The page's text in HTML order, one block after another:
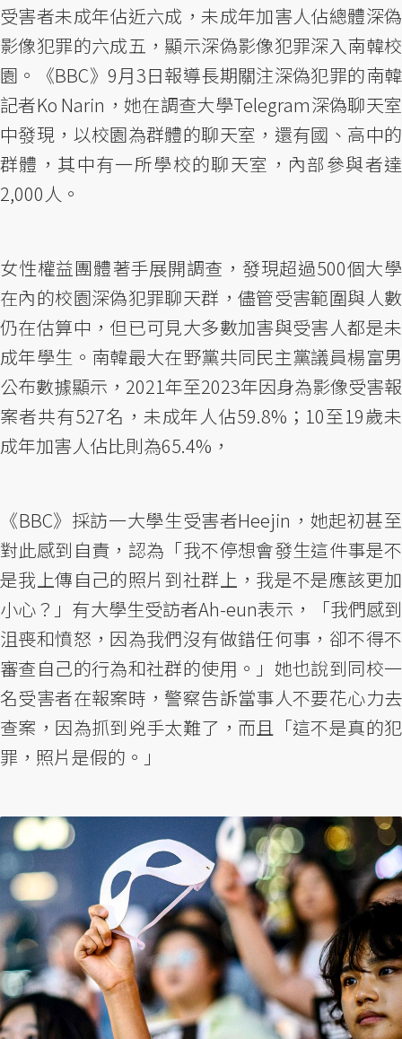
受害者未成年佔近六成，未成年加害人佔總體深偽
影像犯罪的六成五，顯示深偽影像犯罪深入南韓校
園。《BBC》9月3日報導長期關注深偽犯罪的南韓
記者Ko Narin，她在調查大學Telegram深偽聊天室
中發現，以校園為群體的聊天室，還有國、高中的
群體，其中有一所學校的聊天室，內部參與者達
2,000人。
女性權益團體著手展開調查，發現超過500個大學
在內的校園深偽犯罪聊天群，儘管受害範圍與人數
仍在估算中，但已可見大多數加害與受害人都是未
成年學生。南韓最大在野黨共同民主黨議員楊富男
公布數據顯示，2021年至2023年因身為影像受害報
案者共有527名，未成年人佔59.8%；10至19歲未
成年加害人佔比則為65.4%，
《BBC》採訪一大學生受害者Heejin，她起初甚至
對此感到自責，認為「我不停想會發生這件事是不
是我上傳自己的照片到社群上，我是不是應該更加
小心？」有大學生受訪者Ah-eun表示，「我們感到
沮喪和憤怒，因為我們沒有做錯任何事，卻不得不
審查自己的行為和社群的使用。」她也說到同校一
名受害者在報案時，警察告訴當事人不要花心力去
查案，因為抓到兇手太難了，而且「這不是真的犯
罪，照片是假的。」